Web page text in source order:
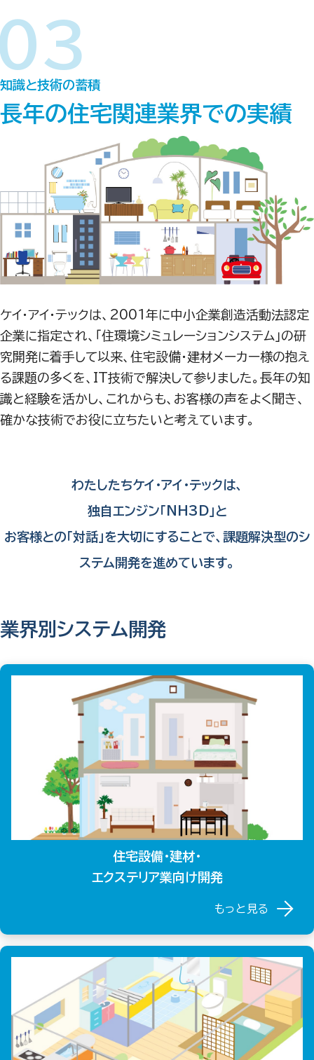
知識と技術の蓄積
長年の住宅関連業界での実績
ケイ・アイ・テックは、2001年に中小企業創造活動法認定
企業に指定され、「住環境シミュレーションシステム」の研
究開発に着手して以来、住宅設備・建材メーカー様の抱え
る課題の多くを、IT技術で解決して参りました。長年の知
識と経験を活かし、これからも、お客様の声をよく聞き、
確かな技術でお役に立ちたいと考えています。
わたしたちケイ・アイ・テックは、
独自エンジン「NH3D」と
お客様との「対話」を大切にすることで、 課題解決型のシ
ステム開発を進めています。
業界別システム開発
住宅設備・建材・
エクステリア業向け開発
もっと見る